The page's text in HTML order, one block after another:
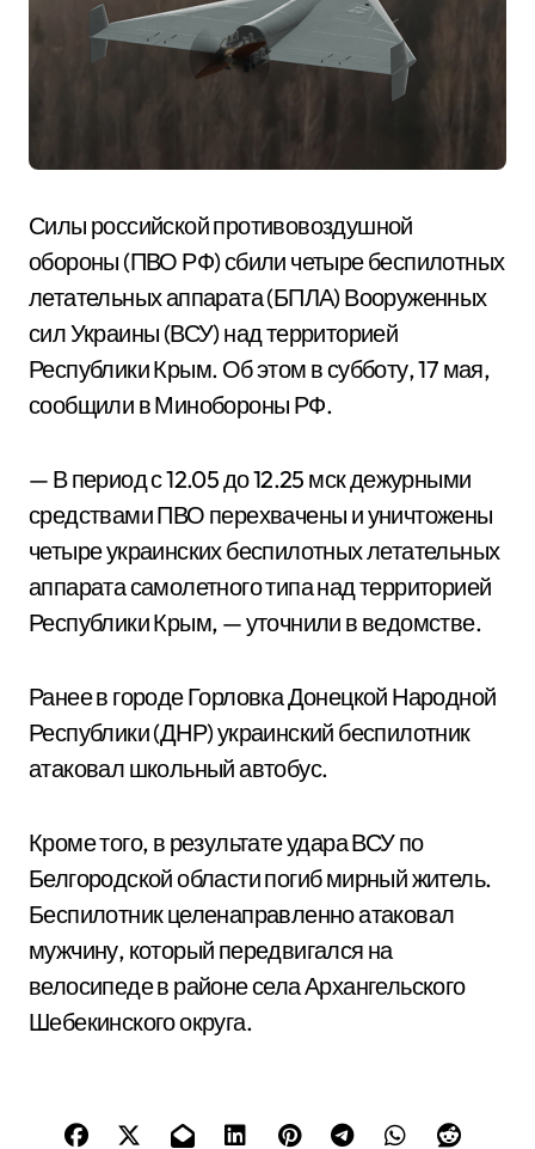
Силы российской противовоздушной
обороны (ПВО РФ) сбили четыре беспилотных
летательных аппарата (БПЛА) Вооруженных
сил Украины (ВСУ) над территорией
Республики Крым. Об этом в субботу, 17 мая,
сообщили в Минобороны РФ.
— В период с 12.05 до 12.25 мск дежурными
средствами ПВО перехвачены и уничтожены
четыре украинских беспилотных летательных
аппарата самолетного типа над территорией
Республики Крым, — уточнили в ведомстве.
Ранее в городе Горловка Донецкой Народной
Республики (ДНР) украинский беспилотник
атаковал школьный автобус.
Кроме того, в результате удара ВСУ по
Белгородской области погиб мирный житель.
Беспилотник целенаправленно атаковал
мужчину, который передвигался на
велосипеде в районе села Архангельского
Шебекинского округа.